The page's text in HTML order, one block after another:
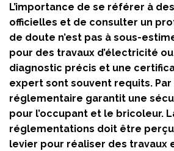
L’importance de se référer à
officielles et de consulter un
de doute n’est pas à sous-
pour des travaux d’électricité
diagnostic précis et une
expert sont souvent requits.
réglementaire garantit une
pour l’occupant et le bricoleur.
réglementations doit être
levier pour réaliser des travaux